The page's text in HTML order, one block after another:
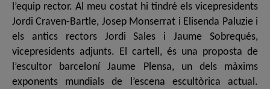
l’equip rector. Al meu costat hi tindré els vicepresidents
Jordi Craven-Bartle, Josep Monserrat i Elisenda Paluzie i
els antics rectors Jordi Sales i Jaume Sobrequés,
vicepresidents adjunts. El cartell, és una proposta de
l’escultor barceloní Jaume Plensa, un dels màxims
exponents mundials de l’escena escultòrica actual.